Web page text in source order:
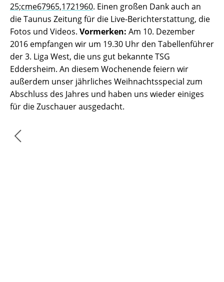
25;cme67965,1721960. Einen großen Dank auch an
die Taunus Zeitung für die Live-Berichterstattung, die
Fotos und Videos. Vormerken: Am 10. Dezember
2016 empfangen wir um 19.30 Uhr den Tabellenführer
der 3. Liga West, die uns gut bekannte TSG
Eddersheim. An diesem Wochenende feiern wir
außerdem unser jährliches Weihnachtsspecial zum
Abschluss des Jahres und haben uns wieder einiges
für die Zuschauer ausgedacht.